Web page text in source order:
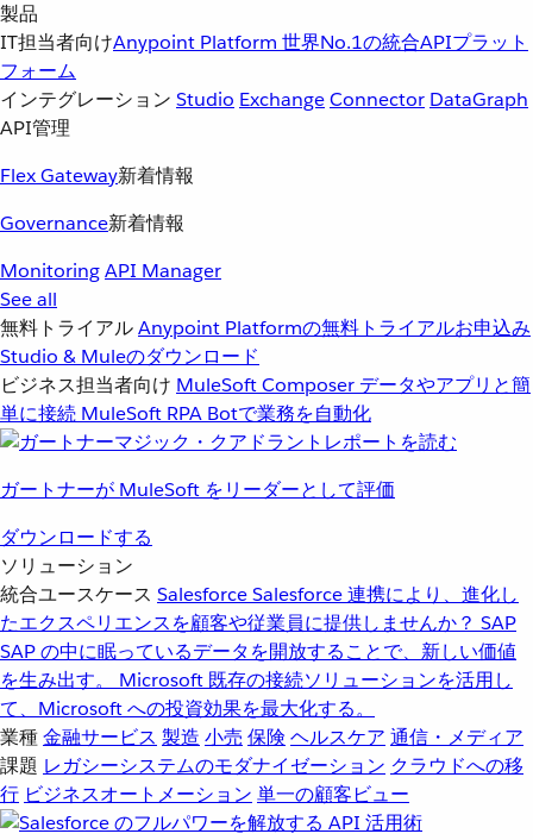
製品
IT担当者向けAnypoint Platform 世界No.1の統合APIプラット
フォーム
インテグレーション Studio ExchangeConnector DataGraph
API管理
Flex Gateway新着情報
Governance新着情報
MonitoringAPI Manager
See all
無料トライアルAnypoint Platformの無料トライアルお申込み
Studio & Muleのダウンロード
ビジネス担当者向け MuleSoft Composer データやアプリと簡
単に接続 MuleSoft RPA Botで業務を自動化
ガートナーが MuleSoft をリーダーとして評価
ダウンロードする
ソリューション
統合ユースケース SalesforceSalesforce 連携により、進化し
たエクスペリエンスを顧客や従業員に提供しませんか？ SAP
SAP の中に眠っているデータを開放することで、新しい価値
を生み出す。
Microsoft 既存の接続ソリューションを活用し
て、Microsoft への投資効果を最大化する。
業種金融サービス 製造 小売 保険 ヘルスケア 通信・メディア
課題 レガシーシステムのモダナイゼーション クラウドへの移
行 ビジネスオートメーション 単一の顧客ビュー